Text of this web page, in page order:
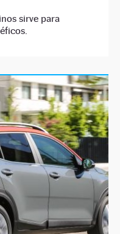
sirve para